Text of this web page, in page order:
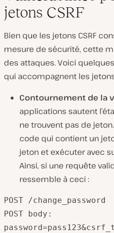
jetons CSRF
Bien que les jetons CSRF
mesure de sécurité, cette
des attaques. Voici
qui accompagnent les jetons
Contournement de la
applications sautent
ne trouvent pas de
code qui contient un
jeton et exécuter avec
Ainsi, si une requête
ressemble à ceci :
POST /change_password
POST body: